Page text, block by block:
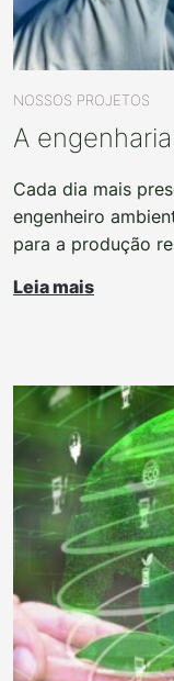
NOSSOS PROJETOS
A
Cada dia mais
engenheiro
para a produção
Leia mais